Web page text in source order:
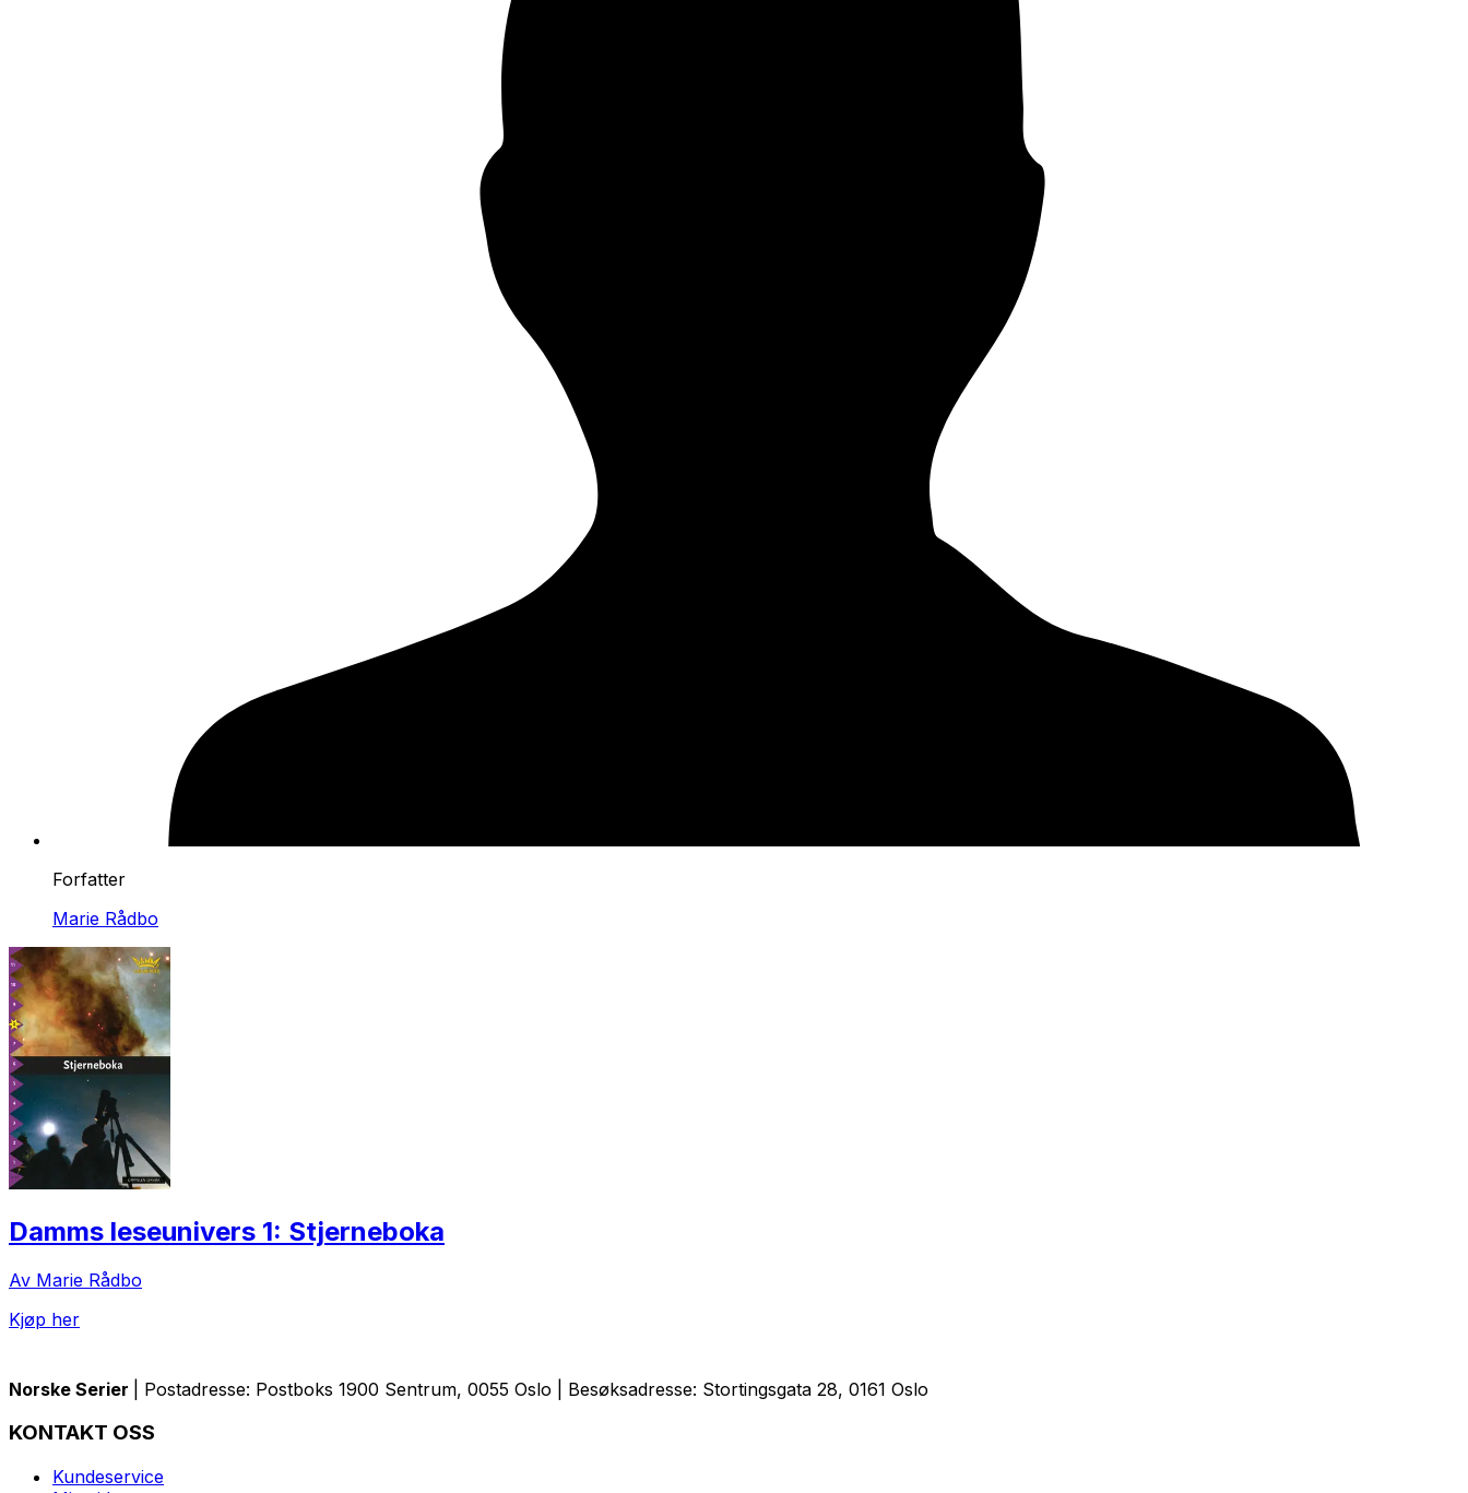
Forfatter
Marie Rådbo
Damms leseunivers 1: Stjerneboka
Av Marie Rådbo
Kjøp her
Norske Serier | Postadresse: Postboks 1900 Sentrum, 0055 Oslo | Besøksadresse: Stortingsgata 28, 0161 Oslo
KONTAKT OSS
Kundeservice